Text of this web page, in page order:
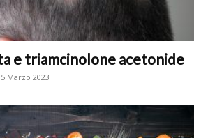
e triamcinolone acetonide
Marzo 2023